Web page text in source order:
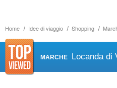
Home Idee di viaggio Shopping
MARCHE Locanda di